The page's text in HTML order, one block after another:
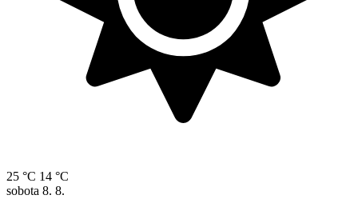
25 °C 14 °C
sobota 8. 8.